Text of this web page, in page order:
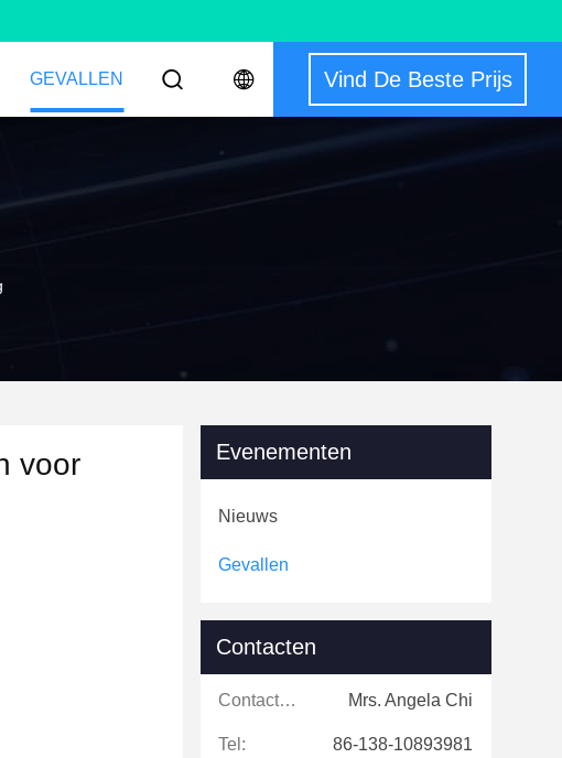
GEVALLEN Vind De Beste Prijs
voor
Evenementen
Nieuws
Gevallen
Contacten
Contacten: Mrs. Angela Chi
Tel: 86-138-10893981